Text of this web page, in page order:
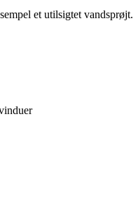
et utilsigtet vandsprøjt.